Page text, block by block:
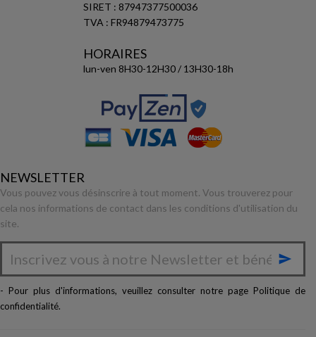
SIRET : 87947377500036
TVA : FR94879473775
HORAIRES
lun-ven 8H30-12H30 / 13H30-18h
NEWSLETTER
Vous pouvez vous désinscrire à tout moment. Vous trouverez pour
cela nos informations de contact dans les conditions d'utilisation du
site.

- Pour plus d'informations, veuillez consulter notre page Politique de
confidentialité.